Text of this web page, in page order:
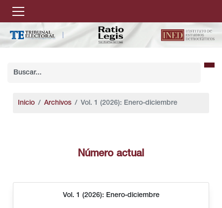
Inicio Archivos Vol. 1 (2026): Enero-diciembre
Número actual
Vol. 1 (2026): Enero-diciembre